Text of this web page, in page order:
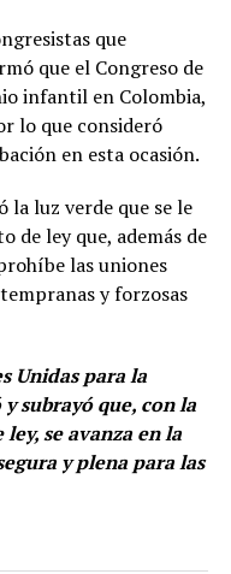
que
que el Congreso de
infantil en Colombia,
lo que consideró
en esta ocasión.
la luz verde que se le
de ley que, además de
las uniones
y forzosas
Unidas para la
subrayó que, con la
se avanza en la
y plena para las